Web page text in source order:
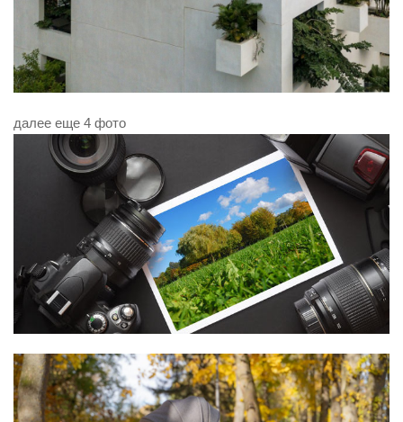
далее еще 4 фото